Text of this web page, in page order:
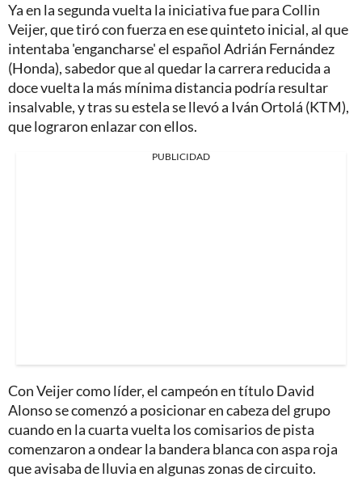
Ya en la segunda vuelta la iniciativa fue para Collin
Veijer, que tiró con fuerza en ese quinteto inicial, al que
intentaba 'engancharse' el español Adrián Fernández
(Honda), sabedor que al quedar la carrera reducida a
doce vuelta la más mínima distancia podría resultar
insalvable, y tras su estela se llevó a Iván Ortolá (KTM),
que lograron enlazar con ellos.
PUBLICIDAD
Con Veijer como líder, el campeón en título David
Alonso se comenzó a posicionar en cabeza del grupo
cuando en la cuarta vuelta los comisarios de pista
comenzaron a ondear la bandera blanca con aspa roja
que avisaba de lluvia en algunas zonas de circuito.